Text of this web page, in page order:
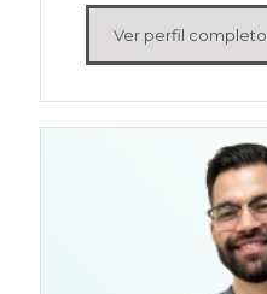
Ver perfil completo